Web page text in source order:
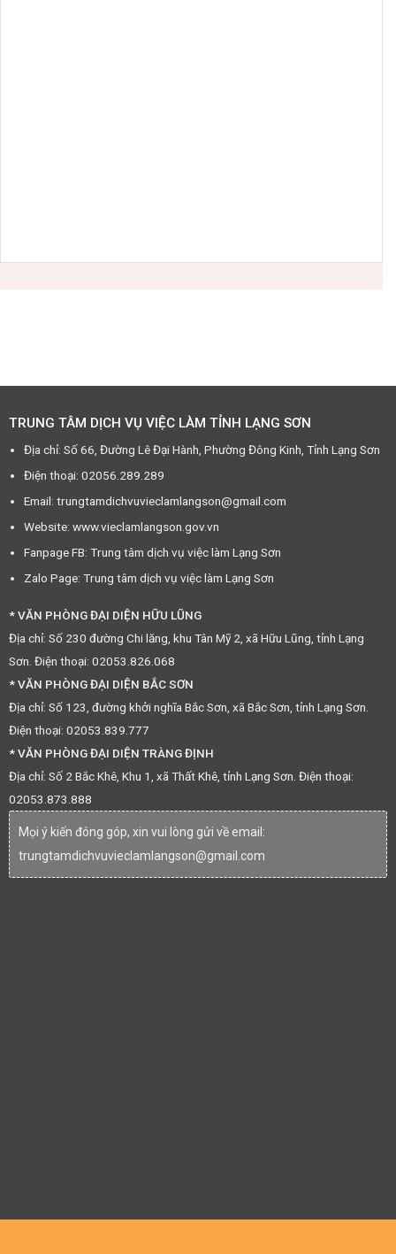
TRUNG TÂM DỊCH VỤ VIỆC LÀM TỈNH LẠNG SƠN
Địa chỉ: Số 66, Đường Lê Đại Hành, Phường Đông Kinh, Tỉnh Lạng Sơn
Điện thoại: 02056.289.289
Email: trungtamdichvuvieclamlangson@gmail.com
Website: www.vieclamlangson.gov.vn
Fanpage FB: Trung tâm dịch vụ việc làm Lạng Sơn
Zalo Page: Trung tâm dịch vụ việc làm Lạng Sơn
* VĂN PHÒNG ĐẠI DIỆN HỮU LŨNG
Địa chỉ: Số 230 đường Chi lăng, khu Tân Mỹ 2, xã Hữu Lũng, tỉnh Lạng
Sơn. Điện thoại: 02053.826.068
* VĂN PHÒNG ĐẠI DIỆN BẮC SƠN
Địa chỉ: Số 123, đường khởi nghĩa Bắc Sơn, xã Bắc Sơn, tỉnh Lạng Sơn.
Điện thoại: 02053.839.777
* VĂN PHÒNG ĐẠI DIỆN TRÀNG ĐỊNH
Địa chỉ: Số 2 Bắc Khê, Khu 1, xã Thất Khê, tỉnh Lạng Sơn. Điện thoại:
02053.873.888
Mọi ý kiến đóng góp, xin vui lòng gửi về email:
trungtamdichvuvieclamlangson@gmail.com